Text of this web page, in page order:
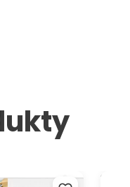
na ráme PROFI
3D